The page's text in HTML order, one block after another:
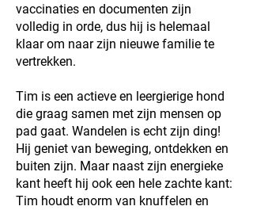
vaccinaties en documenten zijn
volledig in orde, dus hij is helemaal
klaar om naar zijn nieuwe familie te
vertrekken.
Tim is een actieve en leergierige hond
die graag samen met zijn mensen op
pad gaat. Wandelen is echt zijn ding!
Hij geniet van beweging, ontdekken en
buiten zijn. Maar naast zijn energieke
kant heeft hij ook een hele zachte kant:
Tim houdt enorm van knuffelen en